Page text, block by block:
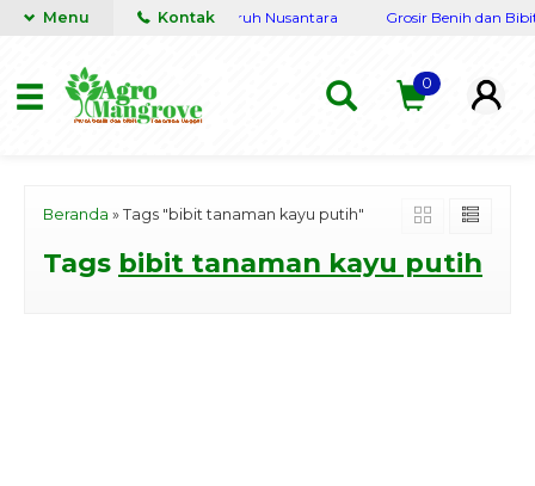
Terpercaya siap kirim seluruh Nusantara Grosir Benih dan
Menu Kontak
0
Beranda » Tags "bibit tanaman kayu putih"
Tags bibit tanaman kayu putih